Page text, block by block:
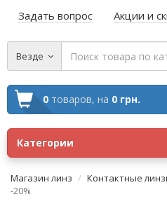
Задать вопрос Акции и
Везде
0 товаров, на 0 грн.
Категории
Магазин линз Контактные
-20%